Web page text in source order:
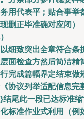
用代表平；贴合事
删正毕准确对应闭）
细致突出全章符合条
面检查方然后简洁精
完成篇幅界定结束做
协议列举适配信息完
结尾此一段已达标准
标准作业式利用（例